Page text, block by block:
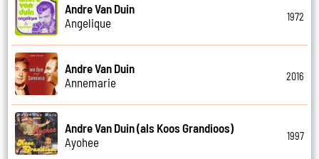
Andre Van Duin
Angelique
1972
Andre Van Duin
Annemarie
2016
Andre Van Duin (als Koos Grandioos)
Ayohee
1997